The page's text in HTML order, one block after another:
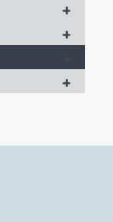
+
+
+